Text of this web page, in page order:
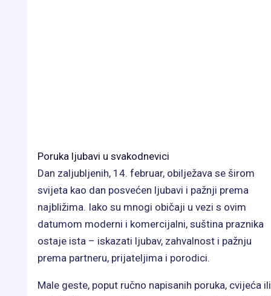
Poruka ljubavi u svakodnevici
Dan zaljubljenih, 14. februar, obilježava se širom
svijeta kao dan posvećen ljubavi i pažnji prema
najbližima. Iako su mnogi običaji u vezi s ovim
datumom moderni i komercijalni, suština praznika
ostaje ista – iskazati ljubav, zahvalnost i pažnju
prema partneru, prijateljima i porodici.
Male geste, poput ručno napisanih poruka, cvijeća ili